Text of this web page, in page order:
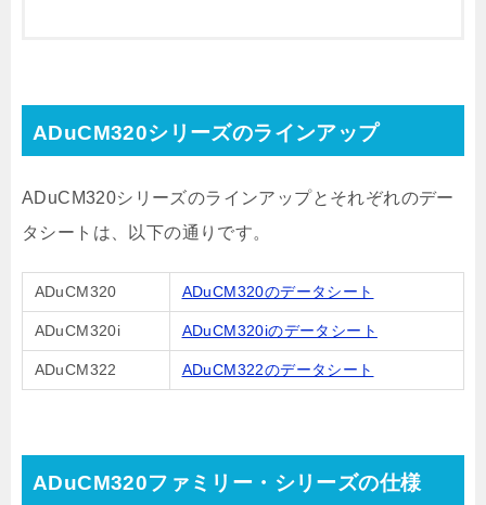
ADuCM320シリーズのラインアップ
ADuCM320シリーズのラインアップとそれぞれのデー
タシートは、以下の通りです。
ADuCM320 ADuCM320のデータシート
ADuCM320i ADuCM320iのデータシート
ADuCM322 ADuCM322のデータシート
ADuCM320ファミリー・シリーズの仕様